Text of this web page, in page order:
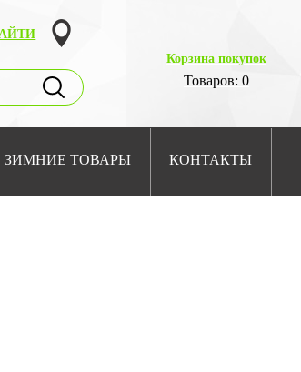
Корзина покупок
Товаров: 0
ЗИМНИЕ ТОВАРЫ КОНТАКТЫ